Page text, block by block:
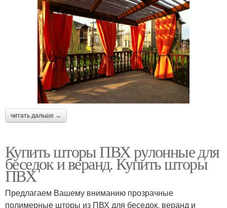
читать дальше →
Купить шторы ПВХ рулонные для
беседок и веранд. Купить шторы
ПВХ
Предлагаем Вашему вниманию прозрачные
полимерные шторы из ПВХ для беседок, веранд и